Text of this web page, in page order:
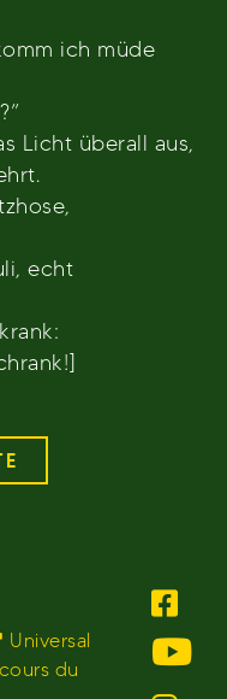
ich müde
Licht überall aus,
echt
Universal
du